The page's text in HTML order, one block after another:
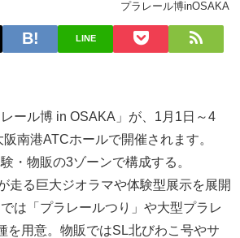
プラレール博inOSAKA
LINE
ール博 in OSAKA」が、1月1日～4
南港ATCホールで開催されます。
・物販の3ゾーンで構成する。
走る巨大ジオラマや体験型展示を展開
は「プラレールつり」や大型プラレ
を用意。物販ではSL北びわこ号やサ